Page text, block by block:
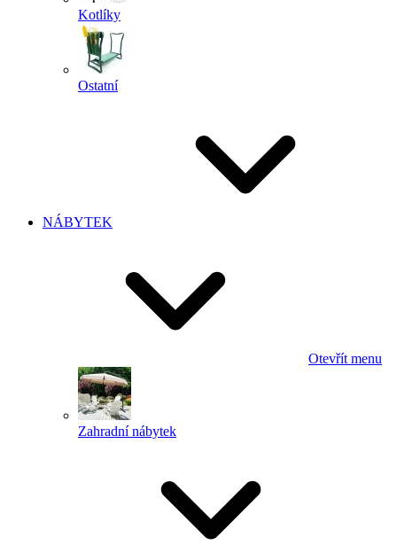
Kotlíky
Ostatní
NÁBYTEK
Otevřít menu
Zahradní nábytek